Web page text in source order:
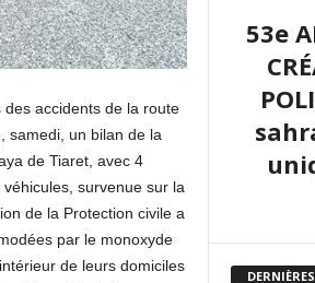
accidents de la route
samedi, un bilan de la
de Tiaret, avec 4
survenue sur la
de la Protection civile a
par le monoxyde
de leurs domiciles
53e